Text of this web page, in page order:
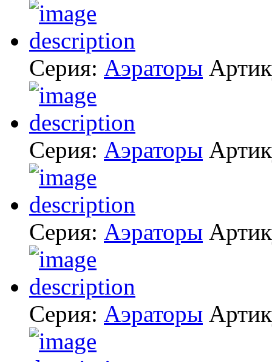
Серия: Аэраторы
Серия: Аэраторы
Серия: Аэраторы
Серия: Аэраторы